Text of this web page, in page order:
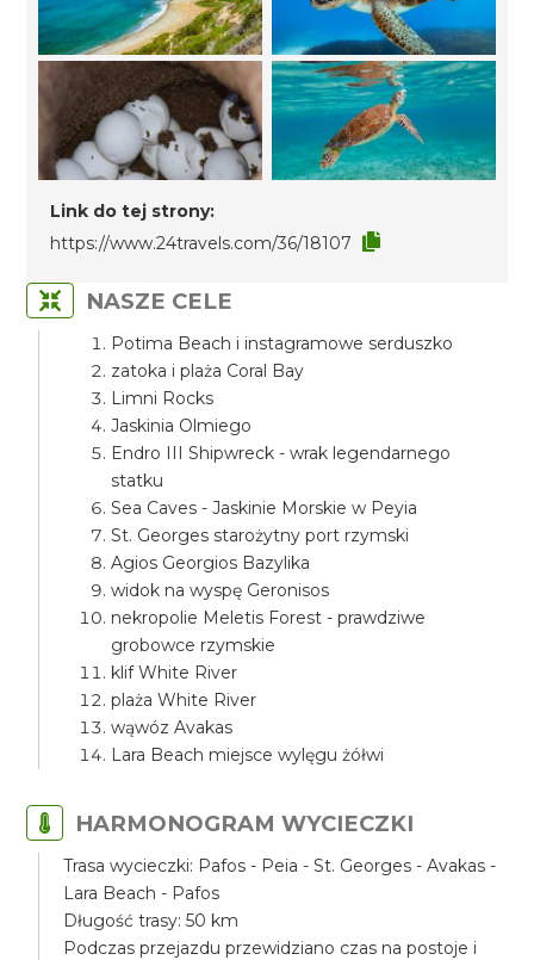
Link do tej strony:
https://www.24travels.com/36/18107
NASZE CELE
Potima Beach i instagramowe serduszko
zatoka i plaża Coral Bay
Limni Rocks
Jaskinia Olmiego
Endro III Shipwreck - wrak legendarnego
statku
Sea Caves - Jaskinie Morskie w Peyia
St. Georges starożytny port rzymski
Agios Georgios Bazylika
widok na wyspę Geronisos
nekropolie Meletis Forest - prawdziwe
grobowce rzymskie
klif White River
plaża White River
wąwóz Avakas
Lara Beach miejsce wylęgu żółwi
HARMONOGRAM WYCIECZKI
Trasa wycieczki: Pafos - Peia - St. Georges - Avakas -
Lara Beach - Pafos
Długość trasy: 50 km
Podczas przejazdu przewidziano czas na postoje i